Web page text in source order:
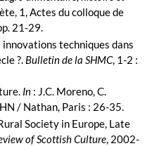
1, Actes du colloque de
21-29.
innovations techniques dans
?. Bulletin de la SHMC, 1-2 :
In: J.C. Moreno, C.
/ Nathan, Paris : 26-35.
Society in Europe, Late
of Scottish Culture, 2002-